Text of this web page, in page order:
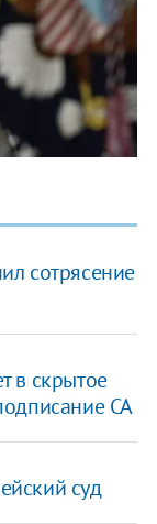
сотрясение
в скрытое
СА
суд